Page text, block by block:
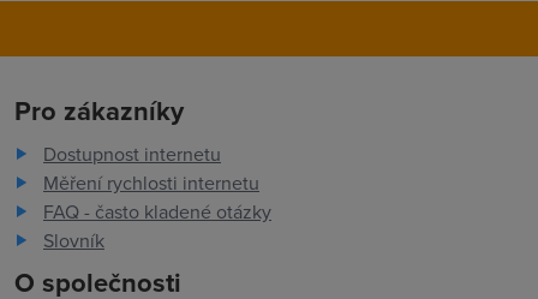
Pro zákazníky
Dostupnost internetu
Měření rychlosti internetu
FAQ - často kladené otázky
Slovník
O společnosti